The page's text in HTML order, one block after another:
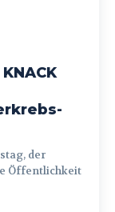
Öffentlichkeit